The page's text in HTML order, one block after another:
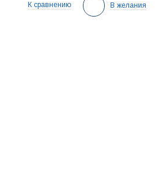
К сравнению В желания